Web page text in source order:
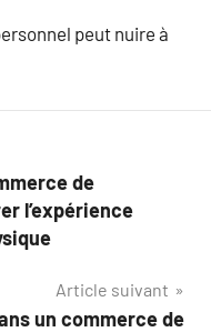
peut nuire à
de
l’expérience
Article suivant
un commerce de